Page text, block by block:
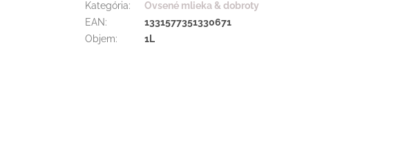
Kategória:
Ovsené mlieka & dobroty
EAN:
1331577351330671
Objem: 1L